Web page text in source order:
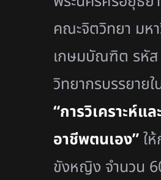
คณะจิตวิทยา มห
เกษมบัณฑิต รหัส
วิทยากรบรรยาย
“การวิเคราะห์แ
อาชีพตนเอง”ใ
ขังหญิง จำนวน